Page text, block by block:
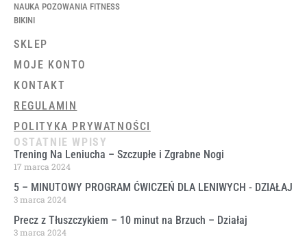
NAUKA POZOWANIA FITNESS
BIKINI
SKLEP
MOJE KONTO
KONTAKT
REGULAMIN
POLITYKA PRYWATNOŚCI
OSTATNIE WPISY
Trening Na Leniucha – Szczupłe i Zgrabne Nogi
17 marca 2024
5 – MINUTOWY PROGRAM ĆWICZEŃ DLA LENIWYCH ​- DZIAŁAJ
3 marca 2024
Precz z Tłuszczykiem – 10 minut na Brzuch – Działaj
3 marca 2024